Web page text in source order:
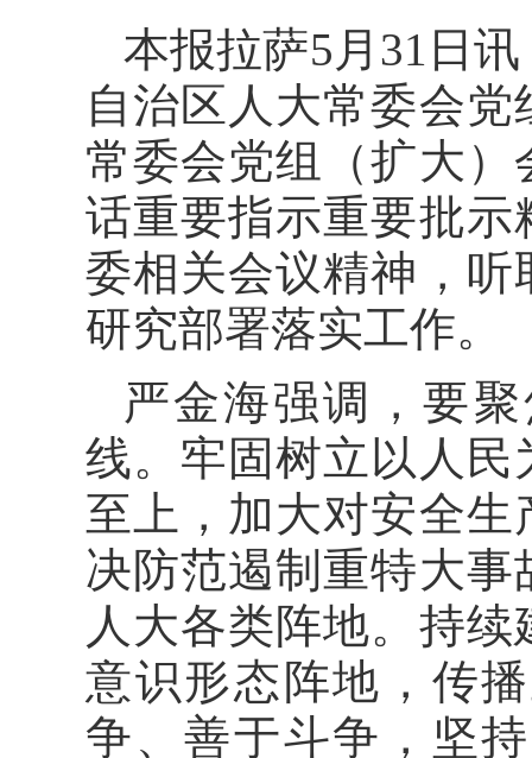
本报拉萨5月31日
自治区人大常委会
常委会党组（扩大
话重要指示重要批
委相关会议精神，
研究部署落实工作。
严金海强调，要
线。牢固树立以人
至上，加大对安全
决防范遏制重特大
人大各类阵地。持
意识形态阵地，传
争、善于斗争，坚